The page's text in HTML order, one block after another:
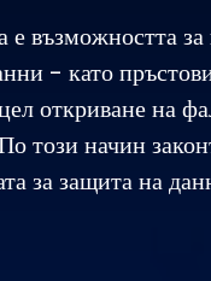
е възможността
- като
откриване на
този начин
за защита на